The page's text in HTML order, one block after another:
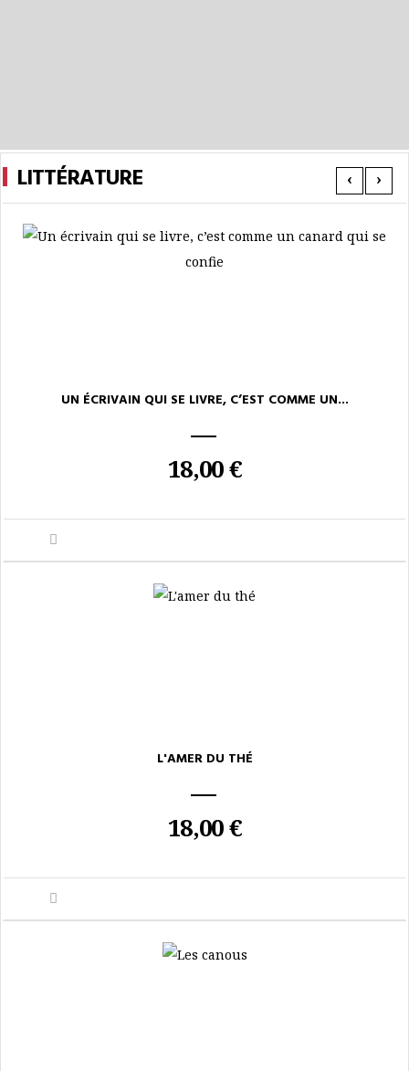
LITTÉRATURE ‹ ›
UN ÉCRIVAIN QUI SE LIVRE, C’EST COMME UN...
18,00 €
L'AMER DU THÉ
18,00 €